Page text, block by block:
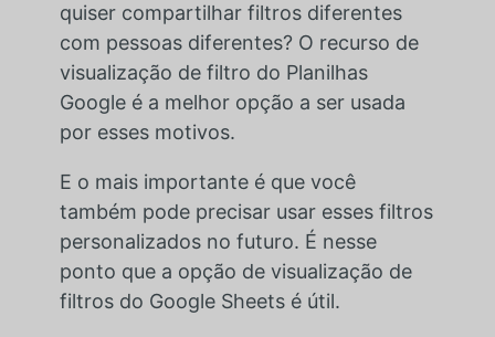
quiser compartilhar filtros diferentes
com pessoas diferentes? O recurso de
visualização de filtro do Planilhas
Google é a melhor opção a ser usada
por esses motivos.
E o mais importante é que você
também pode precisar usar esses filtros
personalizados no futuro. É nesse
ponto que a opção de visualização de
filtros do Google Sheets é útil.